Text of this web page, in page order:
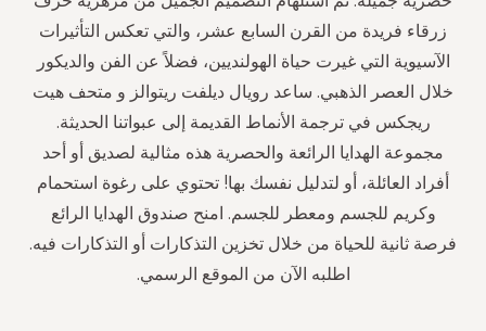
زرقاء فريدة من القرن السابع عشر، والتي تعكس التأثيرات
الآسيوية التي غيرت حياة الهولنديين، فضلاً عن الفن والديكور
خلال العصر الذهبي. ساعد رويال ديلفت ريتوالز و متحف هيت
ريجكس في ترجمة الأنماط القديمة إلى عبواتنا الحديثة.
مجموعة الهدايا الرائعة والحصرية هذه مثالية لصديق أو أحد
أفراد العائلة، أو لتدليل نفسك بها! تحتوي على رغوة استحمام
وكريم للجسم ومعطر للجسم. امنح صندوق الهدايا الرائع
فرصة ثانية للحياة من خلال تخزين التذكارات أو التذكارات فيه.
اطلبه الآن من الموقع الرسمي.